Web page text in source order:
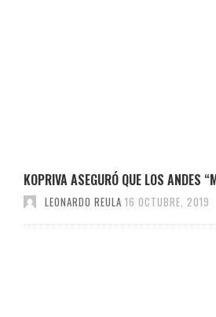
KOPRIVA ASEGURÓ QUE LOS ANDES
LEONARDO REULA 16 OCTUBRE, 2019